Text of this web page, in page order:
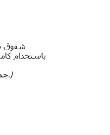
شقوق
(جميع العمليات تُجرى باستخدام أحدث التقنيات وعلى يد جراحين متخصصين في العمود الفقري.)